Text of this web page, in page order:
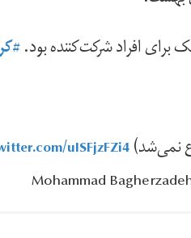
افراد شرکت‌کننده بود.
نمی‌شد)uISFjzFZi4